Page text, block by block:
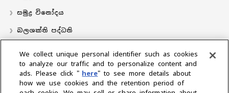
සමුද්‍ර විනෝදය
බලශක්ති පද්ධති
බෙදාහරින්නාගේ ස්ථානය
සහාය
We collect unique personal identifier such as cookies
to analyze our traffic and to personalize content and
ads. Please click " here" to see more details about
how we use cookies and the retention period of